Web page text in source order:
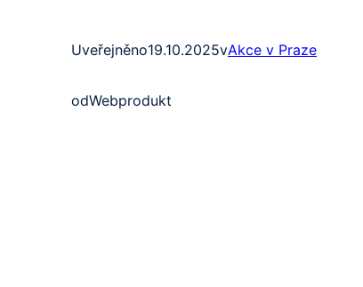
Uveřejněno19.10.2025vAkce v Praze
odWebprodukt